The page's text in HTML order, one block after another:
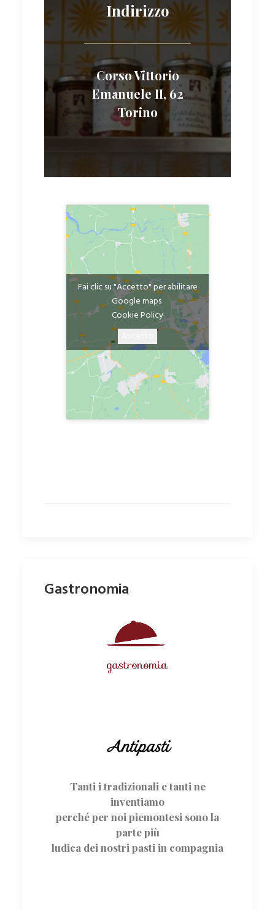
Indirizzo
Corso Vittorio
Emanuele II, 62
Torino
Fai clic su "Accetto" per abilitare
Google maps
Cookie Policy
Gastronomia
Antipasti
Tanti i tradizionali e tanti ne
inventiamo
perché per noi piemontesi sono la
parte più
ludica dei nostri pasti in compagnia